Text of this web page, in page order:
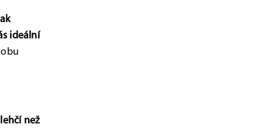
ideální
než